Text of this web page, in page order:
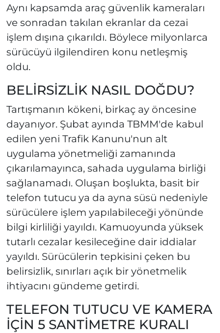
Aynı kapsamda araç güvenlik kameraları
ve sonradan takılan ekranlar da cezai
işlem dışına çıkarıldı. Böylece milyonlarca
sürücüyü ilgilendiren konu netleşmiş
oldu.
BELİRSİZLİK NASIL DOĞDU?
Tartışmanın kökeni, birkaç ay öncesine
dayanıyor. Şubat ayında TBMM'de kabul
edilen yeni Trafik Kanunu'nun alt
uygulama yönetmeliği zamanında
çıkarılamayınca, sahada uygulama birliği
sağlanamadı. Oluşan boşlukta, basit bir
telefon tutucu ya da ayna süsü nedeniyle
sürücülere işlem yapılabileceği yönünde
bilgi kirliliği yayıldı. Kamuoyunda yüksek
tutarlı cezalar kesileceğine dair iddialar
yayıldı. Sürücülerin tepkisini çeken bu
belirsizlik, sınırları açık bir yönetmelik
ihtiyacını gündeme getirdi.
TELEFON TUTUCU VE KAMERA
İÇİN 5 SANTİMETRE KURALI